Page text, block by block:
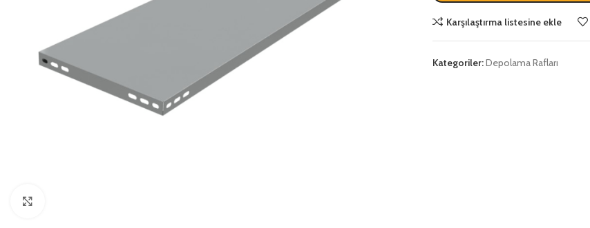
Karşılaştırma listesine ekle
Kategoriler:Depolama Rafları